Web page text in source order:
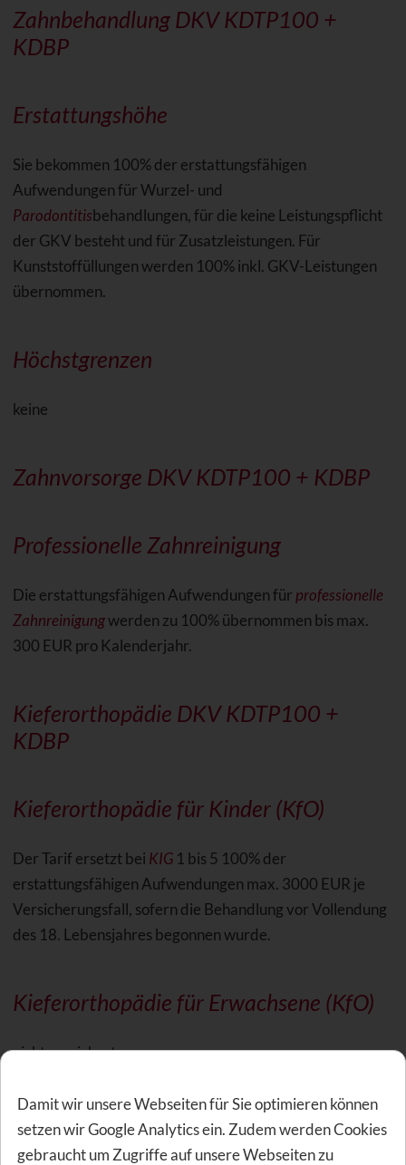
Zahnbehandlung DKV KDTP100 +
KDBP
Erstattungshöhe
Sie bekommen 100% der erstattungsfähigen
Aufwendungen für Wurzel- und
Parodontitisbehandlungen, für die keine Leistungspflicht
der GKV besteht und für Zusatzleistungen. Für
Kunststoffüllungen werden 100% inkl. GKV-Leistungen
übernommen.
Höchstgrenzen
keine
Zahnvorsorge DKV KDTP100 + KDBP
Professionelle Zahnreinigung
Die erstattungsfähigen Aufwendungen für professionelle
Zahnreinigungwerden zu 100% übernommen bis max.
300 EUR pro Kalenderjahr.
Kieferorthopädie DKV KDTP100 +
KDBP
Kieferorthopädie für Kinder (KfO)
Der Tarif ersetzt bei KIG1 bis 5 100% der
erstattungsfähigen Aufwendungen max. 3000 EUR je
Versicherungsfall, sofern die Behandlung vor Vollendung
des 18. Lebensjahres begonnen wurde.
Kieferorthopädie für Erwachsene (KfO)
nicht versichert
Sonstige Leistungen DKV KDTP100 +
KDBP
Damit wir unsere Webseiten für Sie optimieren können
setzen wir Google Analytics ein. Zudem werden Cookies
gebraucht um Zugriffe auf unsere Webseiten zu